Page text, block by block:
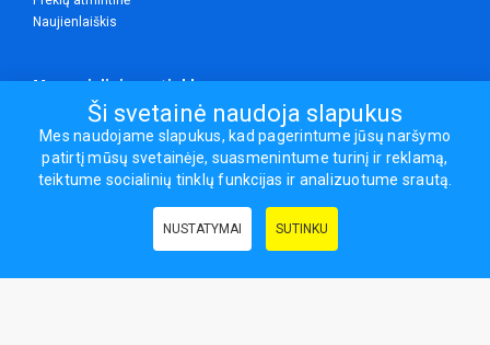
Naujienlaiškis
Mes socialiniuose tinkluose
Visos teisės saugomos.
Sporto ir laisvalaikio prekės, maisto papildai - erasportas.lt © 2026
Ši svetainė naudoja slapukus
Mes naudojame slapukus, kad pagerintume jūsų naršymo
patirtį mūsų svetainėje, suasmenintume turinį ir reklamą,
teiktume socialinių tinklų funkcijas ir analizuotume srautą.
NUSTATYMAI SUTINKU